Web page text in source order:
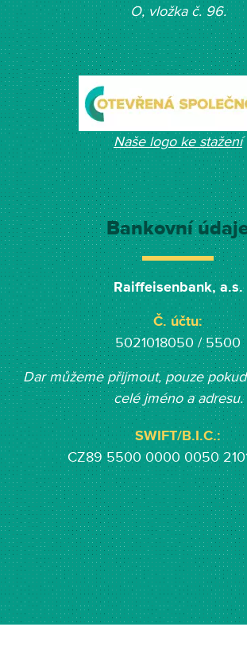
O, vložka č. 96.
Naše logo ke stažení
Bankovní
Raiffeisenbank, a.s.
Č. účtu:
5021018050 / 5500
Dar můžeme přijmout, pouze
celé jméno a adresu.
SWIFT/B.I.C.:
CZ89 5500 0000 0050